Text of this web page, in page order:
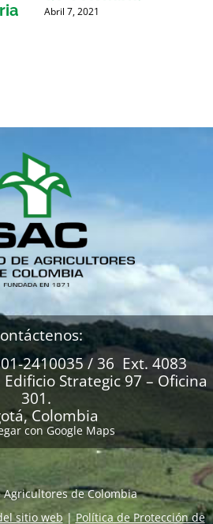
Abril 7, 2021
2410035 / 36 Ext. 4083
Edificio Strategic 97 – Oficina
301.
Colombia
con Google Maps
Agricultores de Colombia
sitio web|Política de Protección de